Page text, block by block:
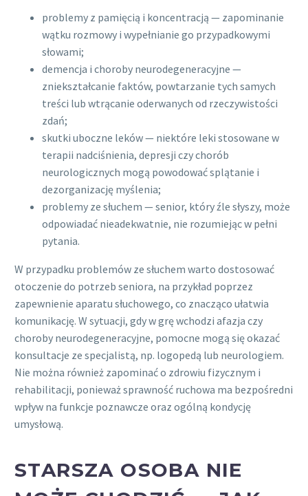
problemy z pamięcią i koncentracją — zapominanie
wątku rozmowy i wypełnianie go przypadkowymi
słowami;
demencja i choroby neurodegeneracyjne —
zniekształcanie faktów, powtarzanie tych samych
treści lub wtrącanie oderwanych od rzeczywistości
zdań;
skutki uboczne leków — niektóre leki stosowane w
terapii nadciśnienia, depresji czy chorób
neurologicznych mogą powodować splątanie i
dezorganizację myślenia;
problemy ze słuchem — senior, który źle słyszy, może
odpowiadać nieadekwatnie, nie rozumiejąc w pełni
pytania.
W przypadku problemów ze słuchem warto dostosować
otoczenie do potrzeb seniora, na przykład poprzez
zapewnienie aparatu słuchowego, co znacząco ułatwia
komunikację. W sytuacji, gdy w grę wchodzi afazja czy
choroby neurodegeneracyjne, pomocne mogą się okazać
konsultacje ze specjalistą, np. logopedą lub neurologiem.
Nie można również zapominać o zdrowiu fizycznym i
rehabilitacji, ponieważ sprawność ruchowa ma bezpośredni
wpływ na funkcje poznawcze oraz ogólną kondycję
umysłową.
STARSZA OSOBA NIE